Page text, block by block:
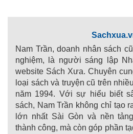
Nam Trần, doanh nhân sách
nghiệm, là người sáng lập
website Sách Xưa. Chuyên
loại sách và truyện cũ trên
năm 1994. Với sự hiểu biết
sách, Nam Trần không chỉ tạo
lớn nhất Sài Gòn và nền
thành công, mà còn góp phần